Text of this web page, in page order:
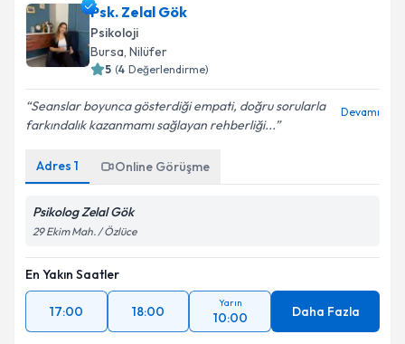
Psk. Zelal Gök
Psikoloji
Bursa, Nilüfer
5 (4 Değerlendirme)
Seanslar boyunca gösterdiği empati, doğru sorularla
farkındalık kazanmamı sağlayan rehberliği...
Devamı
Adres 1 Online Görüşme
Psikolog Zelal Gök
29 Ekim Mah. / Özlüce
En Yakın Saatler
17:00 18:00
Yarın
10:00 Daha Fazla